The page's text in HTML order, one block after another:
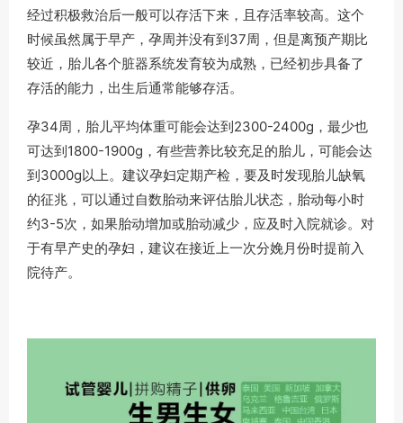
经过积极救治后一般可以存活下来，且存活率较高。这个
时候虽然属于早产，孕周并没有到37周，但是离预产期比
较近，胎儿各个脏器系统发育较为成熟，已经初步具备了
存活的能力，出生后通常能够存活。
孕34周，胎儿平均体重可能会达到2300-2400g，最少也
可达到1800-1900g，有些营养比较充足的胎儿，可能会达
到3000g以上。建议孕妇定期产检，要及时发现胎儿缺氧
的征兆，可以通过自数胎动来评估胎儿状态，胎动每小时
约3-5次，如果胎动增加或胎动减少，应及时入院就诊。对
于有早产史的孕妇，建议在接近上一次分娩月份时提前入
院待产。